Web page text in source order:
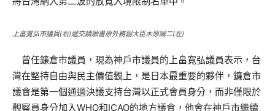
上畠寛弘市議員(右)遞交請願書原外務副大臣木原誠二(左)
曾任鐮倉市議員，現為神戶市議員的上畠寛弘議員表示，台
灣在堅持自由與民主價值觀上，是日本最重要的夥伴，鐮倉市
議會是第一個通過決議支持台灣以正式會員身分，而非僅限於
觀察員身分加入WHO和ICAO的地方議會，他會在神戶市繼續